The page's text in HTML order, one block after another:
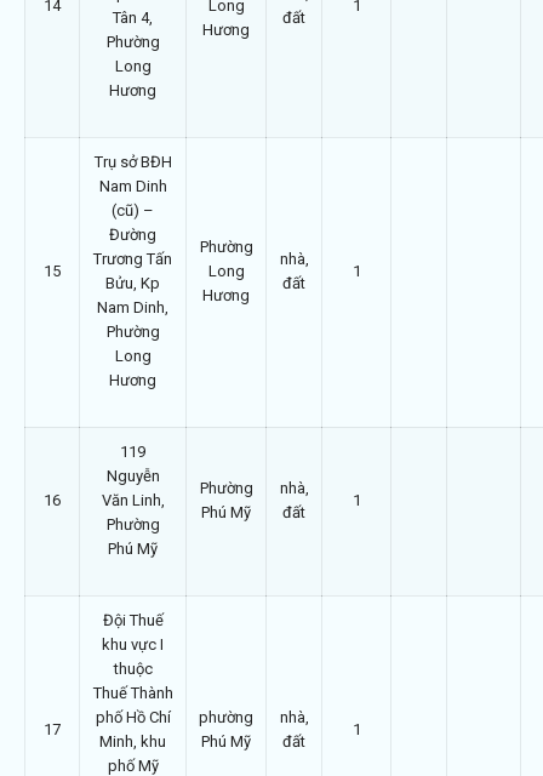
14
Tân 4,
Phường
Long
Hương
Long
Hương
đất
1
15
Trụ sở BĐH
Nam Dinh
(cũ) –
Đường
Trương Tấn
Bửu, Kp
Nam Dinh,
Phường
Long
Hương
Phường
Long
Hương
nhà,
đất
1
16
119
Nguyễn
Văn Linh,
Phường
Phú Mỹ
Phường
Phú Mỹ
nhà,
đất
1
17
Đội Thuế
khu vực I
thuộc
Thuế Thành
phố Hồ Chí
Minh, khu
phố Mỹ
phường
Phú Mỹ
nhà,
đất
1